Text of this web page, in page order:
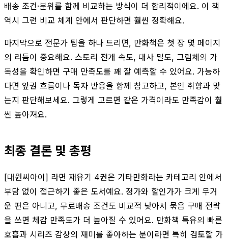
배송 조건·분위를 함께 비교하는 방식이 더 합리적이에요. 이 책
역시 그런 비교 체계 안에서 판단하면 훨씬 정확해요.
마지막으로 전문가 팁을 하나 드리면, 만화책은 첫 장 몇 페이지
의 리듬이 중요해요. 스토리 전개 속도, 대사 밀도, 그림체의 가
독성을 확인하면 구매 만족도를 꽤 잘 예측할 수 있어요. 가능하
다면 앞권 흐름이나 독자 반응을 함께 참고하고, 본인 취향과 맞
는지 판단해보세요. 그렇게 고르면 같은 가격이라도 만족감이 훨
씬 높아져요.
최종 결론 및 총평
[대원씨아이] 라면 재유기 4권은 기타만화라는 카테고리 안에서
부담 없이 접근하기 좋은 도서예요. 정가와 할인가가 크게 무거
운 편은 아니고, 무료배송 조건도 비교적 낮아서 묶음 구매 전략
을 쓰면 체감 만족도가 더 높아질 수 있어요. 만화책 특유의 빠른
호흡과 시리즈 감상의 재미를 좋아하는 분이라면 특히 검토할 가